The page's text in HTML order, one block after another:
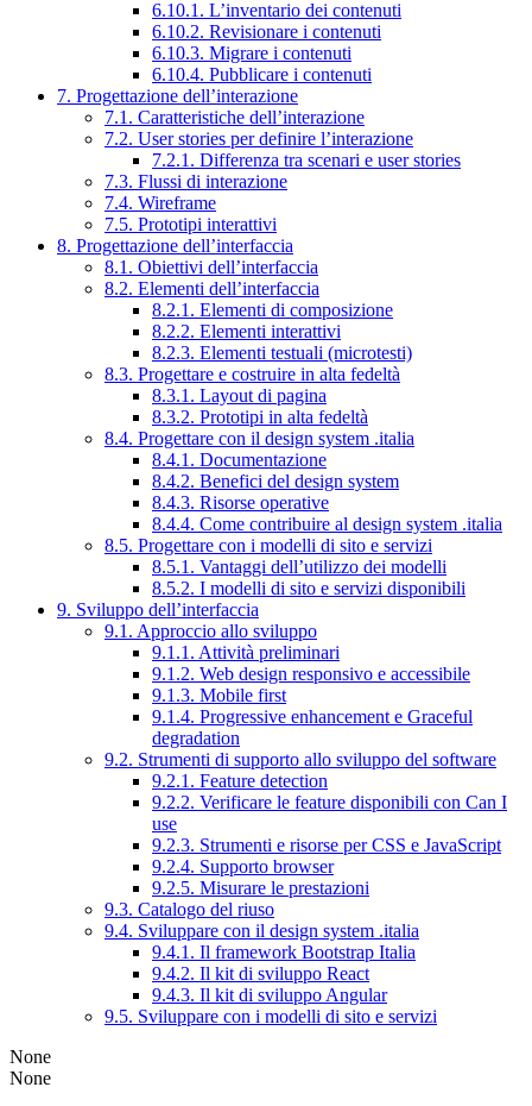
6.10.1. L’inventario dei contenuti
6.10.2. Revisionare i contenuti
6.10.3. Migrare i contenuti
6.10.4. Pubblicare i contenuti
7. Progettazione dell’interazione
7.1. Caratteristiche dell’interazione
7.2. User stories per definire l’interazione
7.2.1. Differenza tra scenari e user stories
7.3. Flussi di interazione
7.4. Wireframe
7.5. Prototipi interattivi
8. Progettazione dell’interfaccia
8.1. Obiettivi dell’interfaccia
8.2. Elementi dell’interfaccia
8.2.1. Elementi di composizione
8.2.2. Elementi interattivi
8.2.3. Elementi testuali (microtesti)
8.3. Progettare e costruire in alta fedeltà
8.3.1. Layout di pagina
8.3.2. Prototipi in alta fedeltà
8.4. Progettare con il design system .italia
8.4.1. Documentazione
8.4.2. Benefici del design system
8.4.3. Risorse operative
8.4.4. Come contribuire al design system .italia
8.5. Progettare con i modelli di sito e servizi
8.5.1. Vantaggi dell’utilizzo dei modelli
8.5.2. I modelli di sito e servizi disponibili
9. Sviluppo dell’interfaccia
9.1. Approccio allo sviluppo
9.1.1. Attività preliminari
9.1.2. Web design responsivo e accessibile
9.1.3. Mobile first
9.1.4. Progressive enhancement e Graceful
degradation
9.2. Strumenti di supporto allo sviluppo del software
9.2.1. Feature detection
9.2.2. Verificare le feature disponibili con Can I
use
9.2.3. Strumenti e risorse per CSS e JavaScript
9.2.4. Supporto browser
9.2.5. Misurare le prestazioni
9.3. Catalogo del riuso
9.4. Sviluppare con il design system .italia
9.4.1. Il framework Bootstrap Italia
9.4.2. Il kit di sviluppo React
9.4.3. Il kit di sviluppo Angular
9.5. Sviluppare con i modelli di sito e servizi
None
None